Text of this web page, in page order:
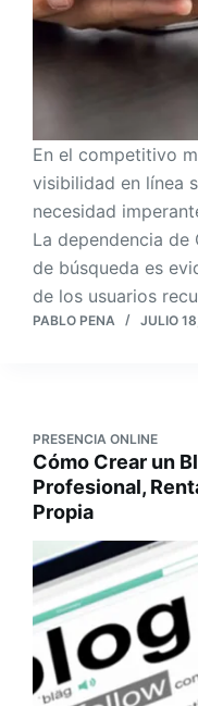
En el competitivo
visibilidad en línea
necesidad
La dependencia
de búsqueda es
de los usuarios
PABLO PENA JULIO
PRESENCIA ONLINE
Cómo Crear un
Profesional,
Propia